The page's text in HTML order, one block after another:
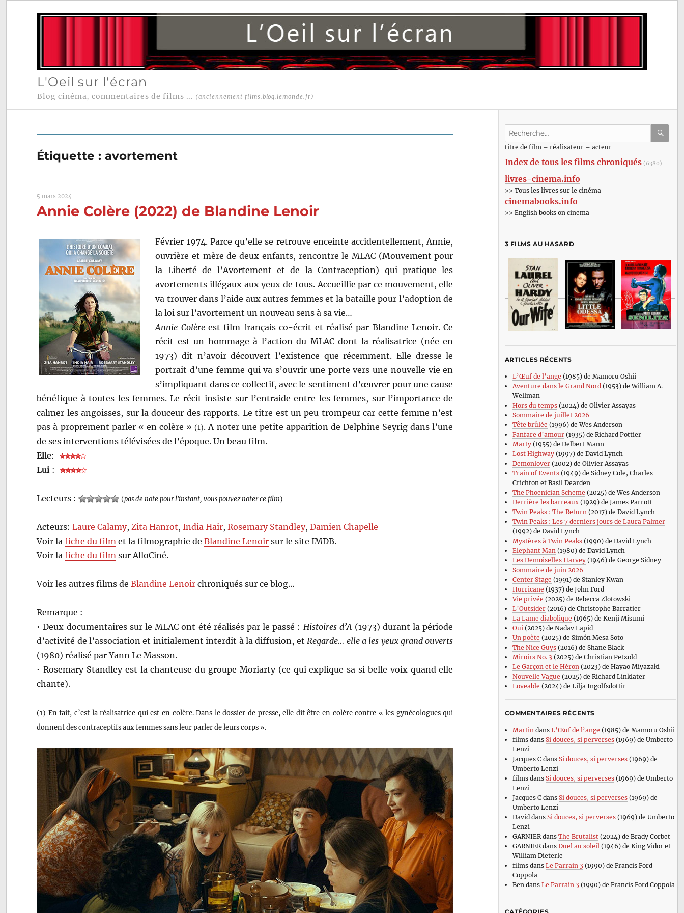
L'Oeil sur l'écran
Blog cinéma, commentaires de films ... (anciennement films.blog.lemonde.fr)
Étiquette :avortement
5 mars 2024
Annie Colère (2022) de Blandine Lenoir
Février 1974. Parce qu’elle se retrouve enceinte accidentellement, Annie,
ouvrière et mère de deux enfants, rencontre le MLAC (Mouvement pour
la Liberté de l’Avortement et de la Contraception) qui pratique les
avortements illégaux aux yeux de tous. Accueillie par ce mouvement, elle
va trouver dans l’aide aux autres femmes et la bataille pour l’adoption de
la loi sur l’avortement un nouveau sens à sa vie…
Annie Colèreest film français co-écrit et réalisé par Blandine Lenoir. Ce
récit est un hommage à l’action du MLAC dont la réalisatrice (née en
1973) dit n’avoir découvert l’existence que récemment. Elle dresse le
portrait d’une femme qui va s’ouvrir une porte vers une nouvelle vie en
s’impliquant dans ce collectif, avec le sentiment d’œuvrer pour une cause
bénéfique à toutes les femmes. Le récit insiste sur l’entraide entre les femmes, sur l’importance de
calmer les angoisses, sur la douceur des rapports. Le titre est un peu trompeur car cette femme n’est
pas à proprement parler « en colère »(1). A noter une petite apparition de Delphine Seyrig dans l’une
de ses interventions télévisées de l’époque. Un beau film.
Elle:
Lui :
Lecteurs : (pas de note pour l'instant, vous pouvez noter ce film)
Acteurs:Laure Calamy, Zita Hanrot,India Hair,Rosemary Standley,Damien Chapelle
Voir lafiche du film et la filmographie deBlandine Lenoir sur le site IMDB.
Voir lafiche du film sur AlloCiné.
Voir les autres films deBlandine Lenoir chroniqués sur ce blog…
Remarque :
• Deux documentaires sur le MLAC ont été réalisés par le passé : Histoires d’A (1973) durant la période
d’activité de l’association et initialement interdit à la diffusion, et Regarde… elle a les yeux grand ouverts
(1980) réalisé par Yann Le Masson.
• Rosemary Standley est la chanteuse du groupe Moriarty (ce qui explique sa si belle voix quand elle
chante).
(1) En fait, c’est la réalisatrice qui est en colère. Dans le dossier de presse, elle dit être en colère contre « les gynécologues qui
donnent des contraceptifs aux femmes sans leur parler de leurs corps ».
Recherche
:titre de film – réalisateur – acteur
Index de tous les films chroniqués (6380)
livres-cinema.info
>> Tous les livres sur le cinéma
cinemabooks.info
>> English books on cinema
3 FILMS AU HASARD
ARTICLES RÉCENTS
L’Œuf de l’ange (1985) de Mamoru Oshii
Aventure dans le Grand Nord(1953) de William A.
Wellman
Hors du temps(2024) de Olivier Assayas
Sommaire de juillet 2026
Tête brûlée (1996) de Wes Anderson
Fanfare d’amour(1935) de Richard Pottier
Marty(1955) de Delbert Mann
Lost Highway(1997) de David Lynch
Demonlover(2002) de Olivier Assayas
Train of Events(1949) de Sidney Cole, Charles
Crichton et Basil Dearden
The Phoenician Scheme (2025) de Wes Anderson
Derrière les barreaux(1929) de James Parrott
Twin Peaks : The Return(2017) de David Lynch
Twin Peaks : Les 7 derniers jours de Laura Palmer
(1992) de David Lynch
Mystères à Twin Peaks(1990) de David Lynch
Elephant Man(1980) de David Lynch
Les Demoiselles Harvey(1946) de George Sidney
Sommaire de juin 2026
Center Stage (1991) de Stanley Kwan
Hurricane (1937) de John Ford
Vie privée (2025) de Rebecca Zlotowski
L’Outsider(2016) de Christophe Barratier
La Lame diabolique (1965) de Kenji Misumi
Oui(2025) de Nadav Lapid
Un poète (2025) de Simón Mesa Soto
The Nice Guys(2016) de Shane Black
Miroirs No. 3 (2025) de Christian Petzold
Le Garçon et le Héron(2023) de Hayao Miyazaki
Nouvelle Vague (2025) de Richard Linklater
Loveable (2024) de Lilja Ingolfsdottir
COMMENTAIRES RÉCENTS
Martin dans L’Œuf de l’ange (1985) de Mamoru Oshii
filmsdans Si douces, si perverses(1969) de Umberto
Lenzi
Jacques Cdans Si douces, si perverses(1969) de
Umberto Lenzi
filmsdans Si douces, si perverses(1969) de Umberto
Lenzi
Jacques Cdans Si douces, si perverses(1969) de
Umberto Lenzi
David dans Si douces, si perverses(1969) de Umberto
Lenzi
GARNIERdans The Brutalist(2024) de Brady Corbet
GARNIERdans Duel au soleil (1946) de King Vidor et
William Dieterle
filmsdans Le Parrain 3 (1990) de Francis Ford
Coppola
Ben dans Le Parrain 3 (1990) de Francis Ford Coppola